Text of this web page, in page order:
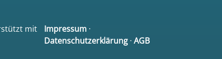
mit
Impressum·
Datenschutzerklärung· AGB